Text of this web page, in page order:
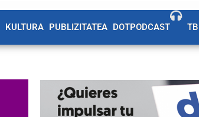
KULTURA PUBLIZITATEA DOTPODCAST